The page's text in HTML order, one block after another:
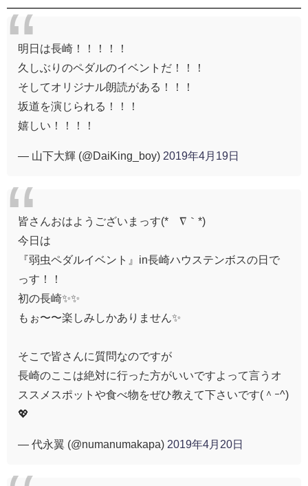
明日は長崎！！！！！
久しぶりのペダルのイベントだ！！！
そしてオリジナル朗読がある！！！
坂道を演じられる！！！
嬉しい！！！！
— 山下大輝 (@DaiKing_boy) 2019年4月19日
皆さんおはようございまっす(*´∇｀*)
今日は
『弱虫ペダルイベント』in長崎ハウステンボスの日で
っす！！
初の長崎✨✨
もぉ〜〜楽しみしかありません✨
そこで皆さんに質問なのですが
長崎のここは絶対に行った方がいいですよって言うオ
ススメスポットや食べ物をぜひ教えて下さいです(＾ｰ^)
💖
— 代永翼 (@numanumakapa) 2019年4月20日